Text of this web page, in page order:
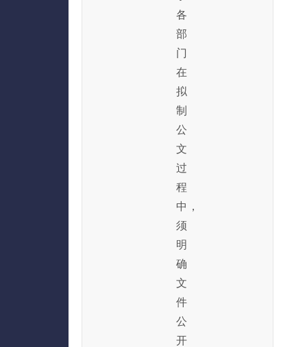
各
部
门
在
拟
制
公
文
过
程
中，
须
明
确
文
件
公
开